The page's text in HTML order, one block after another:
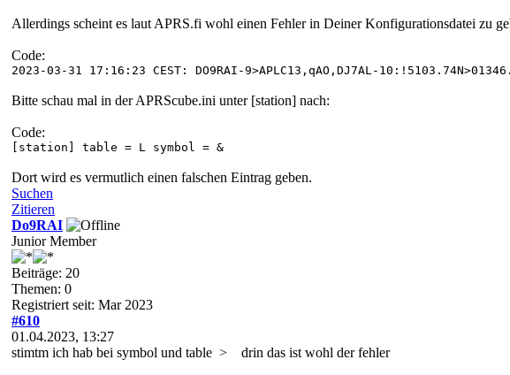
Allerdings scheint es laut APRS.fi wohl einen Fehler in Deiner Konfigurationsdatei zu
Code:
2023-03-31 17:16:23 CEST: DO9RAI-9>APLC13,qAO,DJ7AL-
Bitte schau mal in der APRScube.ini unter [station] nach:
Code:
[station] table = L symbol = &
Dort wird es vermutlich einen falschen Eintrag geben.
Suchen
Zitieren
Do9RAI
Junior Member
Beiträge: 20
Themen: 0
Registriert seit: Mar 2023
#610
01.04.2023, 13:27
stimtm ich hab bei symbol und table > drin das ist wohl der fehler